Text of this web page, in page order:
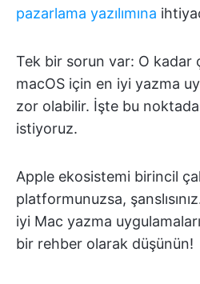
pazarlama yazılımına
Tek bir sorun var: O kadar
macOS için en iyi yazma
zor olabilir. İşte bu noktada
istiyoruz.
Apple ekosistemi birincil
platformunuzsa,
iyi Mac yazma
bir rehber olarak düşünün!